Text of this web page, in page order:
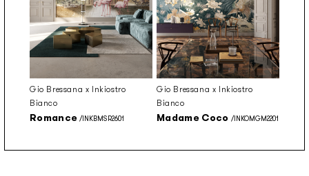
Gio Bressana x Inkiostro
Bianco
Romance /INKBMSR2601
Gio Bressana x Inkiostro
Bianco
Madame Coco /INKOMGM2201